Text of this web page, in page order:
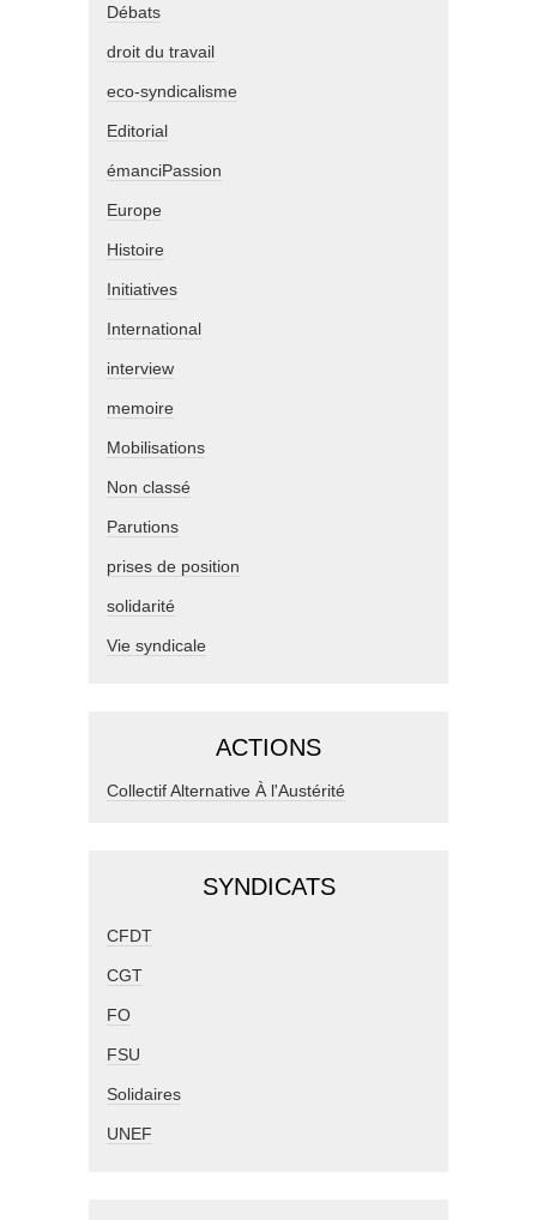
Débats
droit du travail
eco-syndicalisme
Editorial
émanciPassion
Europe
Histoire
Initiatives
International
interview
memoire
Mobilisations
Non classé
Parutions
prises de position
solidarité
Vie syndicale
ACTIONS
Collectif Alternative À l'Austérité
SYNDICATS
CFDT
CGT
FO
FSU
Solidaires
UNEF